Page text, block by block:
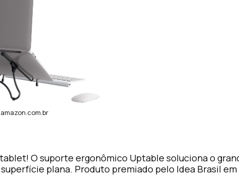
amazon.com.br
O suporte ergonômico Uptable soluciona o
plana. Produto premiado pelo Idea Brasil em